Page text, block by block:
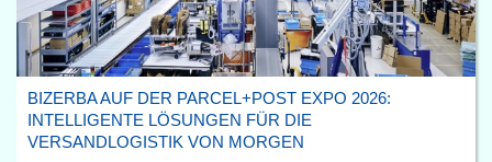
BIZERBA AUF DER PARCEL+POST EXPO 2026:
INTELLIGENTE LÖSUNGEN FÜR DIE
VERSANDLOGISTIK VON MORGEN